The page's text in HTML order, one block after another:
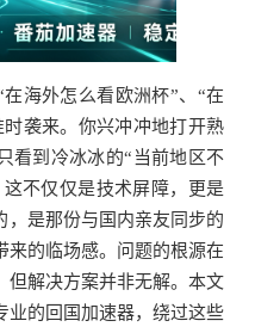
海外怎么看欧洲杯”、“在
袭来。你兴冲冲地打开熟
看到冷冰冰的“当前地区不
不仅仅是技术屏障，更是
是那份与国内亲友同步的
来的临场感。问题的根源在
但解决方案并非无解。本文
业的回国加速器，绕过这些